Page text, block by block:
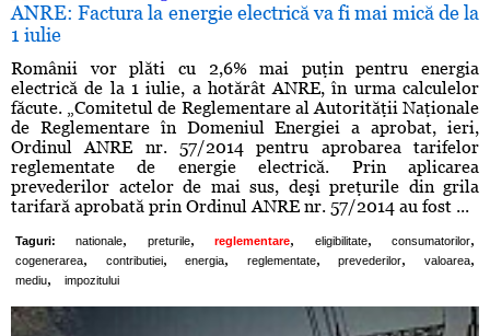
ANRE: Factura la energie electrică va fi mai mică de la
1 iulie
Românii vor plăti cu 2,6% mai puţin pentru energia
electrică de la 1 iulie, a hotărât ANRE, în urma calculelor
făcute. „Comitetul de Reglementare al Autorităţii Naţionale
de Reglementare în Domeniul Energiei a aprobat, ieri,
Ordinul ANRE nr. 57/2014 pentru aprobarea tarifelor
reglementate de energie electrică. Prin aplicarea
prevederilor actelor de mai sus, deşi preţurile din grila
tarifară aprobată prin Ordinul ANRE nr. 57/2014 au fost ...
Taguri: nationale, preturile, reglementare, eligibilitate, consumatorilor,
cogenerarea, contributiei, energia, reglementate, prevederilor, valoarea,
mediu, impozitului